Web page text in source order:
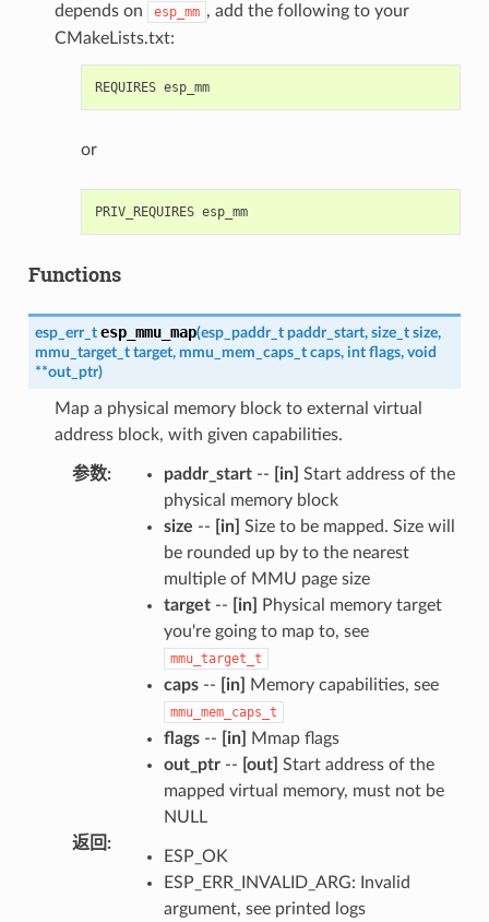
depends on
esp_mm , add the following to your
CMakeLists.txt:
REQUIRES esp_mm
or
PRIV_REQUIRES esp_mm
Functions
esp_err_t esp_mmu_map(esp_paddr_t paddr_start, size_t size,
mmu_target_t target, mmu_mem_caps_t caps, int flags, void
**out_ptr)
Map a physical memory block to external virtual
address block, with given capabilities.
参数: paddr_start-- [in] Start address of the
physical memory block
size -- [in] Size to be mapped. Size will
be rounded up by to the nearest
multiple of MMU page size
target-- [in]
Physical memory target
you're going to map to, see
mmu_target_t
caps-- [in] Memory capabilities, see
mmu_mem_caps_t
flags-- [in]
Mmap flags
out_ptr-- [out] Start address of the
mapped virtual memory, must not be
NULL
返回:
ESP_OK
ESP_ERR_INVALID_ARG: Invalid
argument, see printed logs